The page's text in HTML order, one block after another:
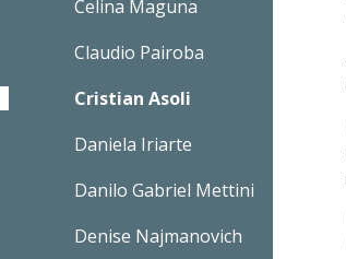
Celina Maguna
Claudio Pairoba
Cristian Asoli
Daniela Iriarte
Danilo Gabriel Mettini
Denise Najmanovich